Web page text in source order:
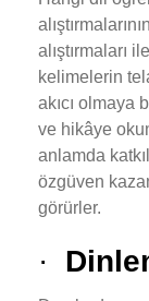
alıştırmaları
kelimelerin
akıcı olmaya
ve hikâye
anlamda
özgüven
görürler.
·